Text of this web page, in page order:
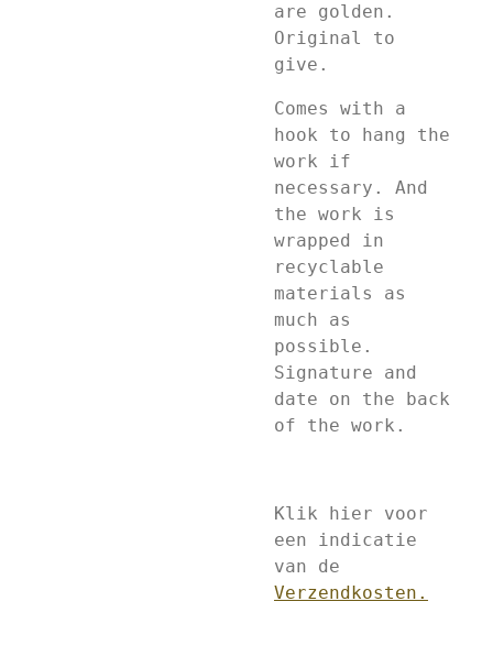
are golden.
Original to
give.
Comes with a
hook to hang the
work if
necessary. And
the work is
wrapped in
recyclable
materials as
much as
possible.
Signature and
date on the back
of the work.
Klik hier voor
een indicatie
van de
Verzendkosten.